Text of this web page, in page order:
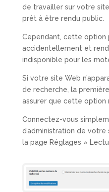
de travailler sur votre
prêt à être rendu public.
Cependant, cette option
accidentellement et
indisponible pour les
Si votre site Web
de recherche, la
assurer que cette option
Connectez-vous
d’administration de
la page Réglages »